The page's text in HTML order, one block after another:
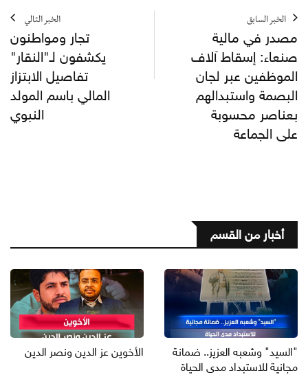
الخبر السابق
مصدر في مالية
صنعاء: إسقاط آلاف
الموظفين عبر لجان
البصمة واستبدالهم
بعناصر محسوبة
على الجماعة
الخبر التالي
تجار ومواطنون
يكشفون لـ"النقار"
تفاصيل الابتزاز
المالي باسم المولد
النبوي
أخبار من القسم
"السيد" وشعبه العزيز.. ضمانة
مجانية للاستبداد مدى الحياة
الأخوين عز الدين ونصر الدين